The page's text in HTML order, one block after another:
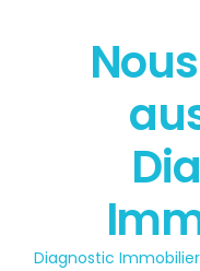
État
Diagnostic